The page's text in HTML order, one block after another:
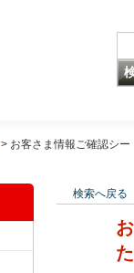
> お客さま情報ご確認シ
検索へ戻る